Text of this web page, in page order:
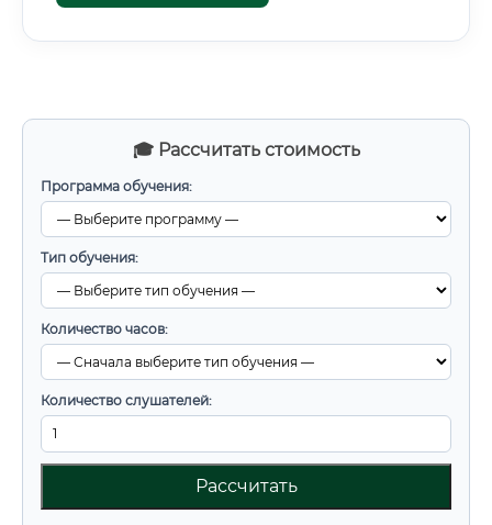
🎓 Рассчитать стоимость
Программа обучения:
Тип обучения:
Количество часов:
Количество слушателей:
Рассчитать